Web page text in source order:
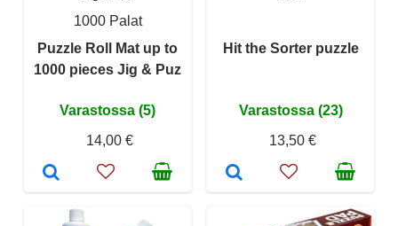
1000 Palat
Puzzle Roll Mat up to
1000 pieces Jig & Puz
Varastossa (5)
14,00 €
Hit the Sorter puzzle
Varastossa (23)
13,50 €